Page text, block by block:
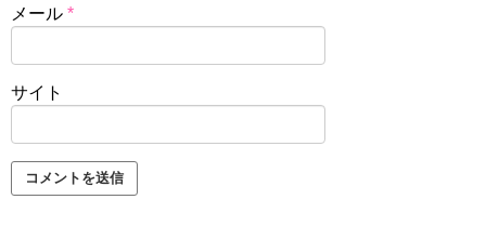
メール *
サイト